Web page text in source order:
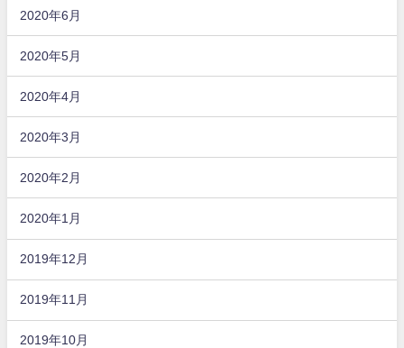
2020年6月
2020年5月
2020年4月
2020年3月
2020年2月
2020年1月
2019年12月
2019年11月
2019年10月